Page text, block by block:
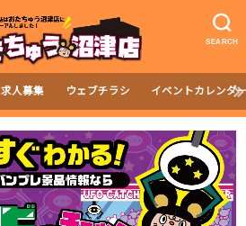
SEARCH
求人募集 ウェブチラシ イベントカレンダ